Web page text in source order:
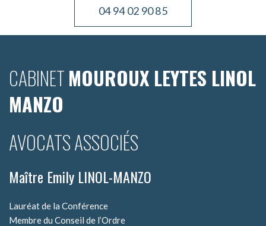
04 94 02 90 85
CABINETMOUROUX LEYTES LINOL
MANZO
AVOCATS ASSOCIÉS
Maître Emily LINOL-MANZO
Lauréat de la Conférence
Membre du Conseil de l’Ordre